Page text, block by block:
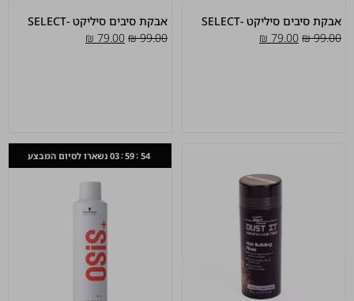
אבקת סיבים סיליקט -SELECT
99.00
₪
79.00
₪
אבקת סיבים סיליקט -SELECT
99.00
₪
79.00
₪
03 נשארו לסיום המבצע 59 54